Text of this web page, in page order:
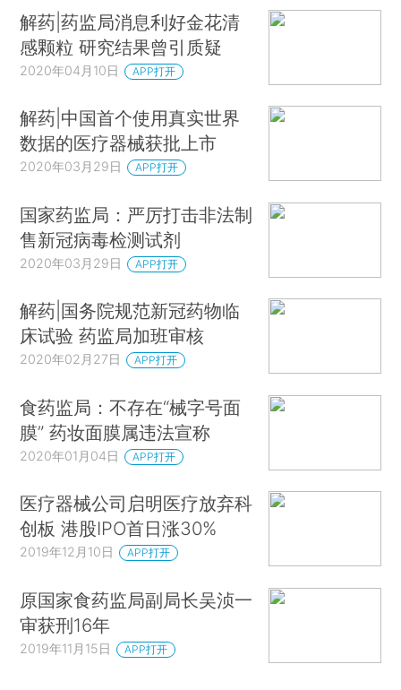
解药|药监局消息利好金花清
感颗粒 研究结果曾引质疑
2020年04月10日 APP打开
解药|中国首个使用真实世界
数据的医疗器械获批上市
2020年03月29日 APP打开
国家药监局：严厉打击非法制
售新冠病毒检测试剂
2020年03月29日 APP打开
解药|国务院规范新冠药物临
床试验 药监局加班审核
2020年02月27日 APP打开
食药监局：不存在“械字号面
膜” 药妆面膜属违法宣称
2020年01月04日 APP打开
医疗器械公司启明医疗放弃科
创板 港股IPO首日涨30%
2019年12月10日 APP打开
原国家食药监局副局长吴浈一
审获刑16年
2019年11月15日 APP打开